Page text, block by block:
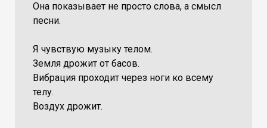
Она показывает не просто слова, а смысл
песни.
Я чувствую музыку телом.
Земля дрожит от басов.
Вибрация проходит через ноги ко всему
телу.
Воздух дрожит.